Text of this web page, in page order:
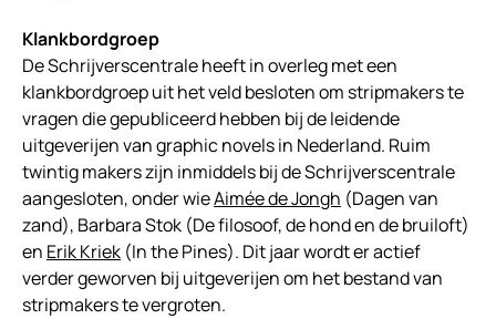
Klankbordgroep
De Schrijverscentrale heeft in overleg met een
klankbordgroep uit het veld besloten om stripmakers te
vragen die gepubliceerd hebben bij de leidende
uitgeverijen van graphic novels in Nederland. Ruim
twintig makers zijn inmiddels bij de Schrijverscentrale
aangesloten, onder wieAimée de Jongh (Dagen van
zand), Barbara Stok (De filosoof, de hond en de bruiloft)
en Erik Kriek (In the Pines). Dit jaar wordt er actief
verder geworven bij uitgeverijen om het bestand van
stripmakers te vergroten.